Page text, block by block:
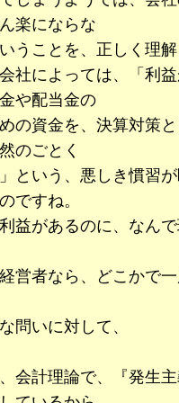
楽にならな
うことを、正しく理解
社によっては、「利益
や配当金の
の資金を、決算対策と
のごとく
という、悪しき慣習
ですね。
るのに、なんで
営者なら、どこかで一
問いに対して、
会計理論で、『発生